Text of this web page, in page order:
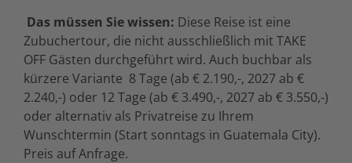
Das müssen Sie wissen: Diese Reise ist eine
Zubuchertour, die nicht ausschließlich mit TAKE
OFF Gästen durchgeführt wird. Auch buchbar als
kürzere Variante 8 Tage (ab € 2.190,-, 2027 ab €
2.240,-) oder 12 Tage (ab € 3.490,-, 2027 ab € 3.550,-)
oder alternativ als Privatreise zu Ihrem
Wunschtermin (Start sonntags in Guatemala City).
Preis auf Anfrage.